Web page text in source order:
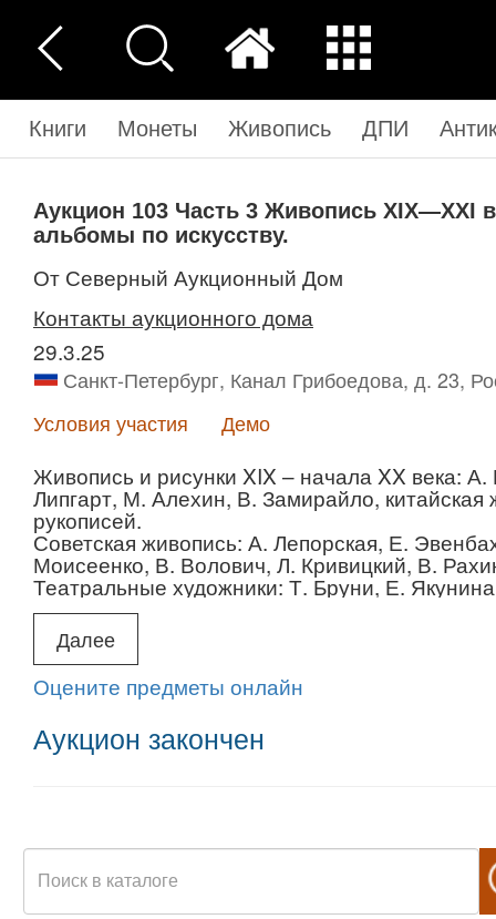
Книги Монеты Живопись ДПИ
Аукцион 103 Часть 3 Живопись XIX—XXI
альбомы по искусству.
от Северный Аукционный Дом
Контакты аукционного дома
29.3.25
Санкт-Петербург, Канал Грибоедова, д. 23,
Условия участия
Демо
Живопись и рисунки XIX – начала XX века:
Липгарт, М. Алехин, В. Замирайло,
рукописей.
Советская живопись: А. Лепорская, Е.
Моисеенко, В. Волович, Л. Кривицкий, В.
Театральные художники: Т. Бруни, Е.
Книжная графика: И. Кабаков, И. Богдеско,
Фазы мультфильма "Незнайка на Луне".
Неофициальное искусство: живопись и
«Эрмитаж» и др.
Современные художники.
Доставка в Москву по запросу, с 5 по 8
Далее
Оцените предметы онлайн
Аукцион закончен